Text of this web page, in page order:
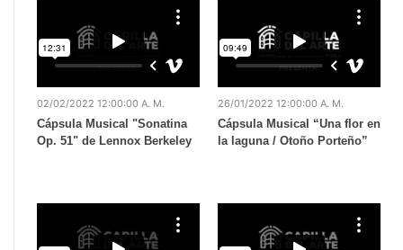
02/02/2022 12:00:00 A. M.
Cápsula Musical "Sonatina
Op. 51" de Lennox Berkeley
26/01/2022 12:00:00 A. M.
Cápsula Musical “Una flor en
la laguna / Otoño Porteño”